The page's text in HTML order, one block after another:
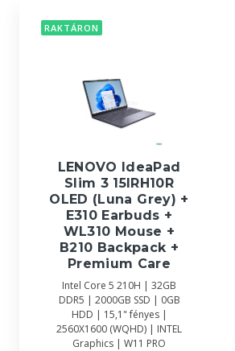
RAKTÁRON
LENOVO IdeaPad
Slim 3 15IRH10R
OLED (Luna Grey) +
E310 Earbuds +
WL310 Mouse +
B210 Backpack +
Premium Care
Intel Core 5 210H | 32GB
DDR5 | 2000GB SSD | 0GB
HDD | 15,1" fényes |
2560X1600 (WQHD) | INTEL
Graphics | W11 PRO